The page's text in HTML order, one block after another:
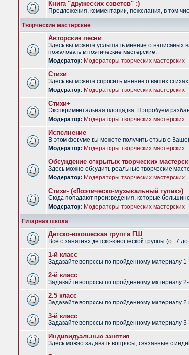
Книга "дружеских советов" :)
Предложения, комментарии, пожелания, в том
Творческие мастерские
Авторские песни
Здесь вы можете услышать мнение о написаных
пожаловать в поэтические мастерские.
Модератор: Модераторы творческих мастерских
Стихи
Здесь вы можете спросить мнение о ваших стихах.
Модератор: Модераторы творческих мастерских
Стихи+
Экспериментальная площадка. Попробуем
Модератор: Модераторы творческих мастерских
Исполнение
В этом форуме вы можете получить отзыв о
Модератор: Модераторы творческих мастерских
Обсуждение открытых творческих
Здесь можно обсудить реальные творческие
Модератор: Модераторы творческих мастерских
Стихи- («Поэтическо-музыкальный тупик»)
Сюда попадают произведения, которые
Модератор: Модераторы творческих мастерских
Гитарная школа
Детско-юношеская группа ГШ
Всё о занятиях детско-юношеской группы (от 7 до
1-й класс
Задавайте вопросы по пройденному материалу
2-й класс
Задавайте вопросы по пройденному материалу
2.5 класс
Задавайте вопросы по пройденному материалу
3-й класс
Задавайте вопросы по пройденному материалу
Индивидуальные занятия
Здесь можно задавать вопросы, связанные с